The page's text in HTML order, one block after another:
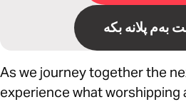
بەم پلانە بکە
As we journey together the
experience what worshipping